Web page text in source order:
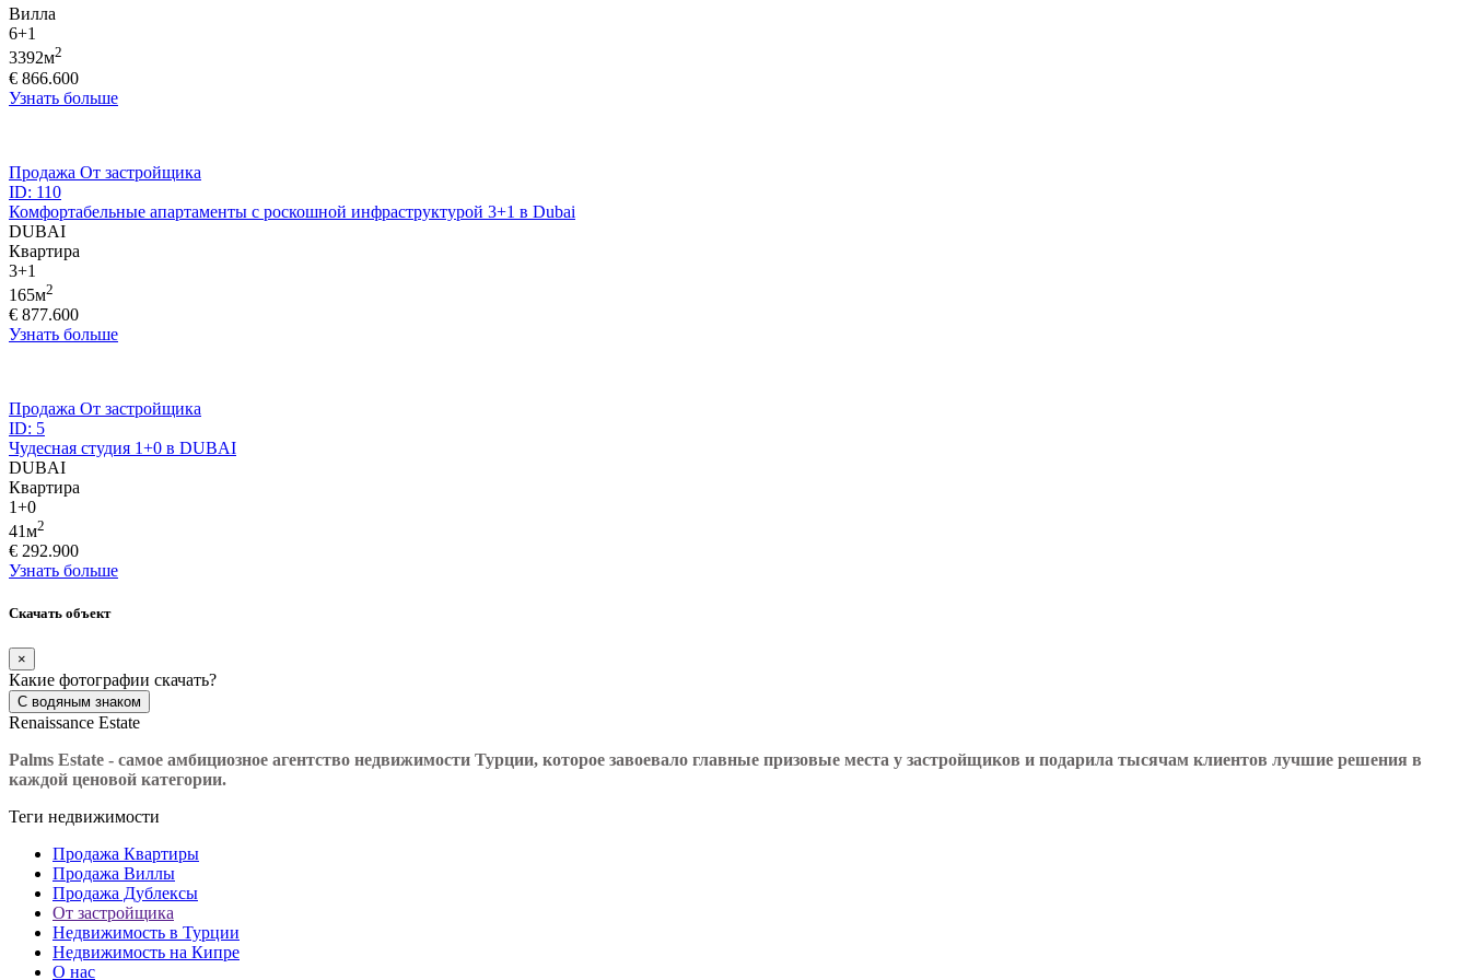
Вилла
6+1
3392м2
€ 866.600
Узнать больше
Продажа От застройщика
ID: 110
Комфортабельные апартаменты с роскошной инфраструктурой 3+1 в Dubai
DUBAI
Квартира
3+1
165м2
€ 877.600
Узнать больше
Продажа От застройщика
ID: 5
Чудесная студия 1+0 в DUBAI
DUBAI
Квартира
1+0
41м2
€ 292.900
Узнать больше
Скачать объект
×
Какие фотографии скачать?
С водяным знаком
Renaissance Estate
Palms Estate - самое амбициозное агентство недвижимости Турции, которое завоевало главные призовые места у застройщиков и подарила тысячам клиентов лучшие решения в
каждой ценовой категории.
Теги недвижимости
Продажа Квартиры
Продажа Виллы
Продажа Дублексы
От застройщика
Недвижимость в Турции
Недвижимость на Кипре
О нас